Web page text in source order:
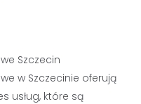
Szczecin
w Szczecinie oferują
usług, które są